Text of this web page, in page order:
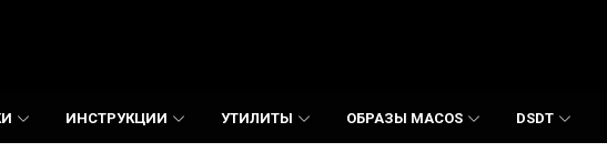
ИНСТРУКЦИИ УТИЛИТЫ ОБРАЗЫ MACOS DSDT